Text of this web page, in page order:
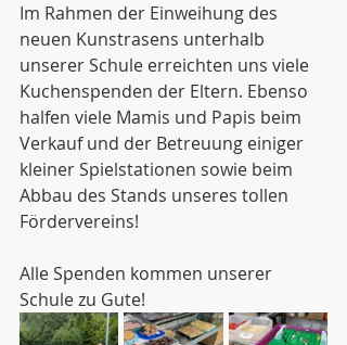
Im Rahmen der Einweihung des
neuen Kunstrasens unterhalb
unserer Schule erreichten uns viele
Kuchenspenden der Eltern. Ebenso
halfen viele Mamis und Papis beim
Verkauf und der Betreuung einiger
kleiner Spielstationen sowie beim
Abbau des Stands unseres tollen
Fördervereins!
Alle Spenden kommen unserer
Schule zu Gute!